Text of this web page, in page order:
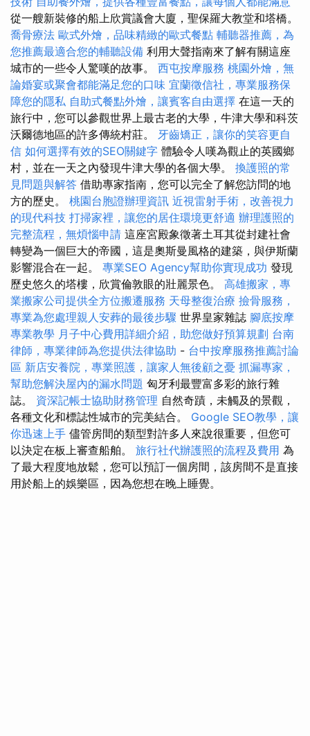
從一艘新裝修的船上欣賞議會大廈，聖保羅大教堂和塔橋。
喬骨療法 歐式外燴，品味精緻的歐式餐點 輔聽器推薦，為
您推薦最適合您的輔聽設備 利用大聲指南來了解有關這座
城市的一些令人驚嘆的故事。 西屯按摩服務 桃園外燴，無
論婚宴或聚會都能滿足您的口味 宜蘭徵信社，專業服務保
障您的隱私 自助式餐點外燴，讓賓客自由選擇 在這一天的
旅行中，您可以參觀世界上最古老的大學，牛津大學和科茨
沃爾德地區的許多傳統村莊。 牙齒矯正，讓你的笑容更自
信 如何選擇有效的SEO關鍵字 體驗令人嘆為觀止的英國鄉
村，並在一天之內發現牛津大學的各個大學。 換護照的常
見問題與解答 借助專家指南，您可以完全了解您訪問的地
方的歷史。 桃園台胞證辦理資訊 近視雷射手術，改善視力
的現代科技 打掃家裡，讓您的居住環境更舒適 辦理護照的
完整流程，無煩惱申請 這座宮殿象徵著土耳其從封建社會
轉變為一個巨大的帝國，這是奧斯曼風格的建築，與伊斯蘭
影響混合在一起。 專業SEO Agency幫助你實現成功 發現
歷史悠久的塔樓，欣賞倫敦眼的壯麗景色。 高雄搬家，專
業搬家公司提供全方位搬遷服務 天母整復治療 撿骨服務，
專業為您處理親人安葬的最後步驟 世界皇家雜誌 腳底按摩
專業教學 月子中心費用詳細介紹，助您做好預算規劃 台南
律師，專業律師為您提供法律協助 - 台中按摩服務推薦討論
區 新店安養院，專業照護，讓家人無後顧之憂 抓漏專家，
幫助您解決屋內的漏水問題 匈牙利最豐富多彩的旅行雜
誌。 資深記帳士協助財務管理 自然奇蹟，未觸及的景觀，
各種文化和標誌性城市的完美結合。 Google SEO教學，讓
你迅速上手 儘管房間的類型對許多人來說很重要，但您可
以決定在板上審查船舶。 旅行社代辦護照的流程及費用 為
了最大程度地放鬆，您可以預訂一個房間，該房間不是直接
用於船上的娛樂區，因為您想在晚上睡覺。